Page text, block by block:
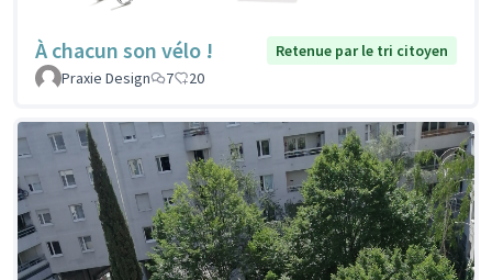
À chacun son vélo !
Retenue par le tri citoyen
Praxie Design
7 20